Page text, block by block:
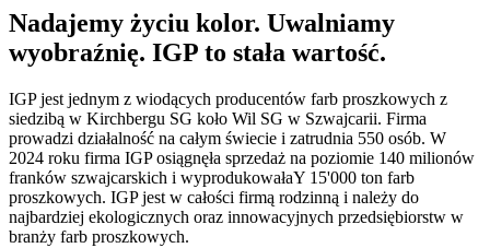
Nadajemy życiu kolor. Uwalniamy
wyobraźnię. IGP to stała wartość.
IGP jest jednym z wiodących producentów farb proszkowych z
siedzibą w Kirchbergu SG koło Wil SG w Szwajcarii. Firma
prowadzi działalność na całym świecie i zatrudnia 550 osób. W
2024 roku firma IGP osiągnęła sprzedaż na poziomie 140 milionów
franków szwajcarskich i wyprodukowałaY 15'000 ton farb
proszkowych. IGP jest w całości firmą rodzinną i należy do
najbardziej ekologicznych oraz innowacyjnych przedsiębiorstw w
branży farb proszkowych.